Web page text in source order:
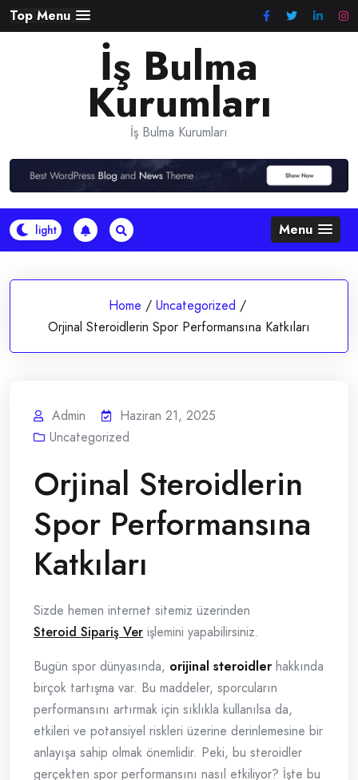
Skip
to
Top Menu
İş Bulma
Kurumları
İş Bulma Kurumları
Menu
Home / Uncategorized /
Orjinal Steroidlerin Spor Performansına Katkıları
Admin
Haziran 21, 2025
Uncategorized
Orjinal Steroidlerin
Spor Performansına
Katkıları
Sizde hemen internet sitemiz üzerinden
Steroid Sipariş Ver işlemini yapabilirsiniz.
Bugün spor dünyasında, orijinal steroidler hakkında
birçok tartışma var. Bu maddeler, sporcuların
performansını artırmak için sıklıkla kullanılsa da,
etkileri ve potansiyel riskleri üzerine derinlemesine bir
anlayışa sahip olmak önemlidir. Peki, bu steroidler
gerçekten spor performansını nasıl etkiliyor? İşte bu